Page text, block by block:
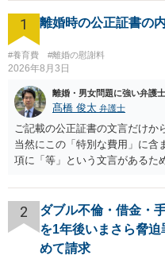
1 離婚時の公正証書の
#養育費 #離婚の慰謝料
2026年8月3日
離婚・男女問題に強い弁護士
髙橋 俊太 弁護士
ご記載の公正証書の文言だけ
当然にこの「特別な費用」に含
項に「等」という文言があるた
れていますので、通常は、病気
療費その他これに類する特別
です。したがって、大学の入
ついてまで、「この条項がある
は言いにくいと思われます。な
2
ダブル不倫・借金・
を1年後いまさら脅
めて請求